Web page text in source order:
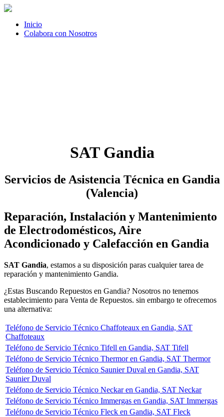
Inicio
Colabora con Nosotros
SAT Gandia
Servicios de Asistencia Técnica en Gandia
(Valencia)
Reparación, Instalación y Mantenimiento
de Electrodomésticos, Aire
Acondicionado y Calefacción en Gandia
SAT Gandia, estamos a su disposición paras cualquier tarea de
reparación y mantenimiento Gandia.
¿Estas Buscando Repuestos en Gandia? Nosotros no tenemos
establecimiento para Venta de Repuestos. sin embargo te ofrecemos
una alternativa:
Teléfono de Servicio Técnico Chaffoteaux en Gandia, SAT
Chaffoteaux
Teléfono de Servicio Técnico Tifell en Gandia, SAT Tifell
Teléfono de Servicio Técnico Thermor en Gandia, SAT Thermor
Teléfono de Servicio Técnico Saunier Duval en Gandia, SAT
Saunier Duval
Teléfono de Servicio Técnico Neckar en Gandia, SAT Neckar
Teléfono de Servicio Técnico Immergas en Gandia, SAT Immergas
Teléfono de Servicio Técnico Fleck en Gandia, SAT Fleck